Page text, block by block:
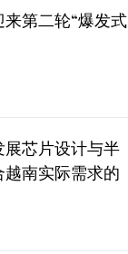
第二轮“爆发式
芯片设计与半
南实际需求的